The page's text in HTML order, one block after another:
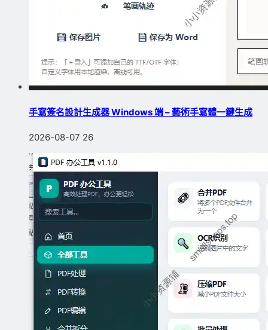
手寫簽名設計生成器 Windows 端 – 藝術手寫體一鍵生成
2026-08-07 26